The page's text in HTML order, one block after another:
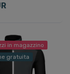
in magazzino
gratuita